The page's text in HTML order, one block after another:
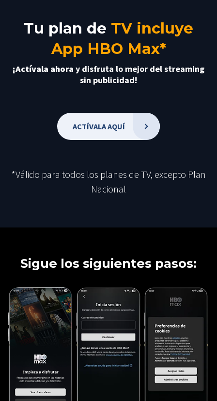
Tu plan de TV incluye
App HBO Max*
¡Actívala ahora y disfruta lo mejor del streaming
sin publicidad!
ACTÍVALA AQUÍ
*Válido para todos los planes de TV, excepto Plan
Nacional
Sigue los siguientes pasos: